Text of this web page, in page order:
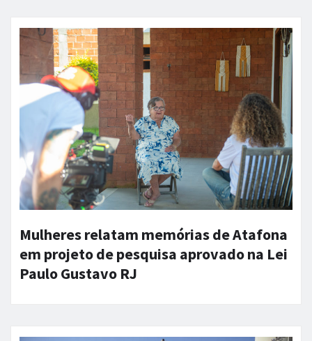
Mulheres relatam memórias de Atafona
em projeto de pesquisa aprovado na Lei
Paulo Gustavo RJ